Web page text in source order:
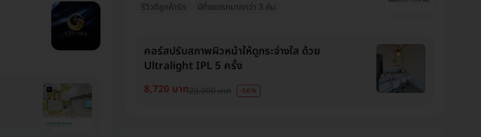
รีวิวดีลูกค้ารัก มีที่จอดรถมากกว่า 3 คัน
คอร์สปรับสภาพผิวหน้าให้ดูกระจ่างใส ด้วย
Ultralight IPL 5 ครั้ง
8,720 บาท20,000 บาท -56%